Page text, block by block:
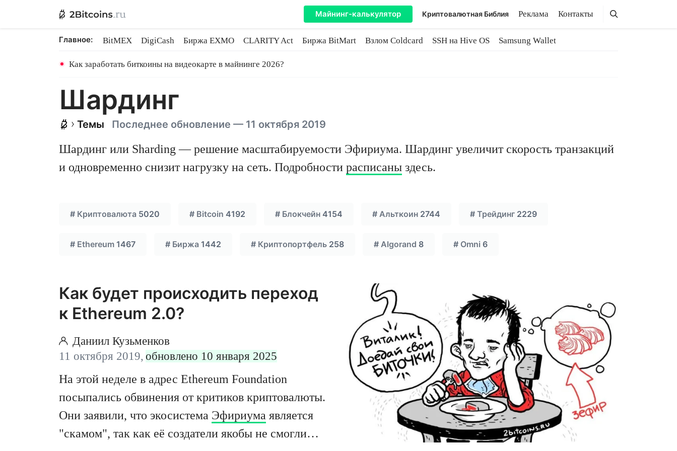
Майнинг-калькулятор Криптовалютная Библия Реклама Контакты Поиск
Поиск
Главное: BitMEX DigiCash Биржа EXMO CLARITY Act Биржа BitMart Взлом Coldcard SSH на Hive OS
Samsung Wallet
Как заработать биткоины на видеокарте в майнинге 2026?
Шардинг
Темы Последнее обновление — 11 октября 2019
Шардинг или Sharding — решение масштабируемости Эфириума. Шардинг увеличит скорость транзакций
и одновременно снизит нагрузку на сеть. Подробности расписаны здесь.
# Криптовалюта 5020 # Bitcoin 4192 # Блокчейн 4154 # Альткоин 2744 # Трейдинг 2229
# Ethereum 1467 # Биржа 1442 # Криптопортфель 258 # Algorand 8 # Omni 6
Как будет происходить переход
к Ethereum 2.0?
Даниил Кузьменков
11 октября 2019, обновлено 10 января 2025
На этой неделе в адрес Ethereum Foundation
посыпались обвинения от критиков криптовалюты.
Они заявили, что экосистема Эфириума является
"скамом", так как её создатели якобы не смогли